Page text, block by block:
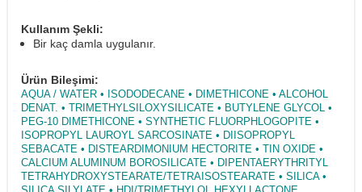
Kullanım Şekli:
Bir kaç damla uygulanır.
Ürün Bileşimi:
AQUA / WATER • ISODODECANE • DIMETHICONE • ALCOHOL
DENAT. • TRIMETHYLSILOXYSILICATE • BUTYLENE GLYCOL •
PEG-10 DIMETHICONE • SYNTHETIC FLUORPHLOGOPITE •
ISOPROPYL LAUROYL SARCOSINATE • DIISOPROPYL
SEBACATE • DISTEARDIMONIUM HECTORITE • TIN OXIDE •
CALCIUM ALUMINUM BOROSILICATE • DIPENTAERYTHRITYL
TETRAHYDROXYSTEARATE/TETRAISOSTEARATE • SILICA •